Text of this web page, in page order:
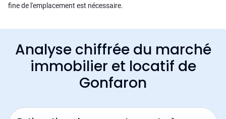
fine de l'emplacement est nécessaire.
Analyse chiffrée du marché
immobilier et locatif de
Gonfaron